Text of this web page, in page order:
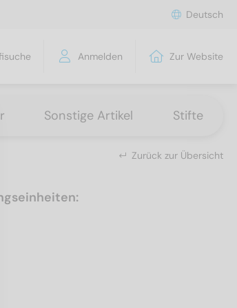
Deutsch
Anmelden Zur Website
Sonstige Artikel Stifte
Zurück zur Übersicht